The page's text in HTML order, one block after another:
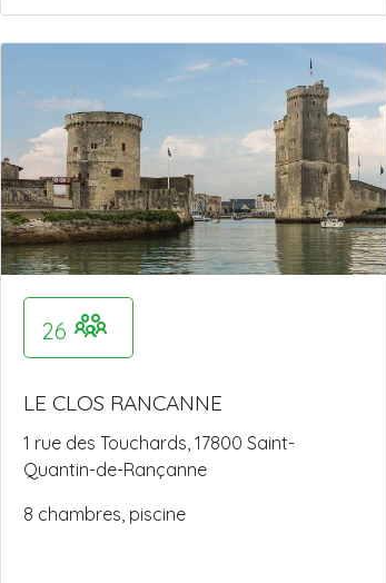
26
LE CLOS RANCANNE
1 rue des Touchards, 17800 Saint-
Quantin-de-Rançanne
8 chambres, piscine